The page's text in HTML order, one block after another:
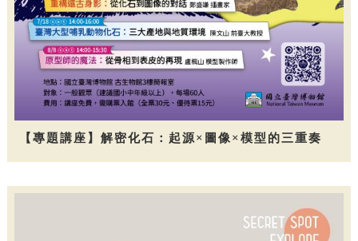
【專題講座】解密化石：起源×圖像×模型的三重奏